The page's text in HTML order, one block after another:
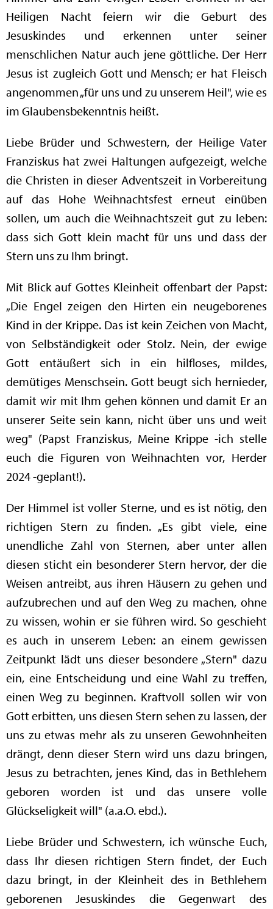
Heiligen Nacht feiern wir die Geburt des
Jesuskindes und erkennen unter seiner
menschlichen Natur auch jene göttliche. Der Herr
Jesus ist zugleich Gott und Mensch; er hat Fleisch
angenommen „für uns und zu unserem Heil", wie es
im Glaubensbekenntnis heißt.
Liebe Brüder und Schwestern, der Heilige Vater
Franziskus hat zwei Haltungen aufgezeigt, welche
die Christen in dieser Adventszeit in Vorbereitung
auf das Hohe Weihnachtsfest erneut einüben
sollen, um auch die Weihnachtszeit gut zu leben:
dass sich Gott klein macht für uns und dass der
Stern uns zu Ihm bringt.
Mit Blick auf Gottes Kleinheit offenbart der Papst:
„Die Engel zeigen den Hirten ein neugeborenes
Kind in der Krippe. Das ist kein Zeichen von Macht,
von Selbständigkeit oder Stolz. Nein, der ewige
Gott entäußert sich in ein hilfloses, mildes,
demütiges Menschsein. Gott beugt sich hernieder,
damit wir mit Ihm gehen können und damit Er an
unserer Seite sein kann, nicht über uns und weit
weg" (Papst Franziskus, Meine Krippe -ich stelle
euch die Figuren von Weihnachten vor, Herder
2024 -geplant!).
Der Himmel ist voller Sterne, und es ist nötig, den
richtigen Stern zu finden. „Es gibt viele, eine
unendliche Zahl von Sternen, aber unter allen
diesen sticht ein besonderer Stern hervor, der die
Weisen antreibt, aus ihren Häusern zu gehen und
aufzubrechen und auf den Weg zu machen, ohne
zu wissen, wohin er sie führen wird. So geschieht
es auch in unserem Leben: an einem gewissen
Zeitpunkt lädt uns dieser besondere „Stern" dazu
ein, eine Entscheidung und eine Wahl zu treffen,
einen Weg zu beginnen. Kraftvoll sollen wir von
Gott erbitten, uns diesen Stern sehen zu lassen, der
uns zu etwas mehr als zu unseren Gewohnheiten
drängt, denn dieser Stern wird uns dazu bringen,
Jesus zu betrachten, jenes Kind, das in Bethlehem
geboren worden ist und das unsere volle
Glückseligkeit will" (a.a.O. ebd.).
Liebe Brüder und Schwestern, ich wünsche Euch,
dass Ihr diesen richtigen Stern findet, der Euch
dazu bringt, in der Kleinheit des in Bethlehem
geborenen Jesuskindes die Gegenwart des